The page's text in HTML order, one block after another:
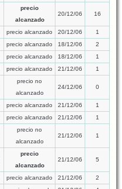
precio
alcanzado
20/12/06 16
precio alcanzado 20/12/06
1
precio alcanzado 18/12/06
2
precio alcanzado 18/12/06
1
precio alcanzado 21/12/06 1
precio no
alcanzado
24/12/06 0
precio alcanzado 21/12/06
1
precio alcanzado 21/12/06 1
precio no
alcanzado
21/12/06 1
precio
alcanzado
21/12/06 5
precio alcanzado 21/12/06
2